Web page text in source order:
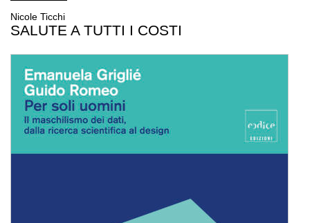
Nicole Ticchi
SALUTE A TUTTI I COSTI